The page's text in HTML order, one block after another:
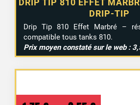
DRIP TIP 810 EFFET
DRIP-TIP
Drip Tip 810 Effet Marbré –
compatible tous tanks 810.
Prix moyen constaté sur le web :